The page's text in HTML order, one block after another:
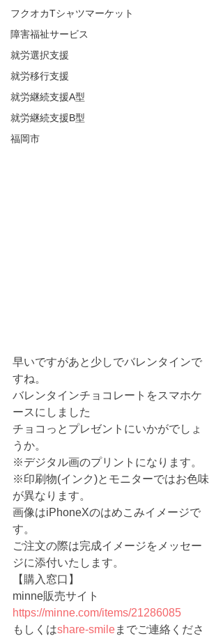
フクオカTシャツマーケット
障害福祉サービス
就労選択支援
就労移行支援
就労継続支援A型
就労継続支援B型
福岡市
早いですがあと少しでバレンタインで
すね。
バレンタインチョコレートをスマホケ
ースにしました
チョコっとプレゼントにいかがでしょ
うか。
※デジタル画のプリントになります。
※印刷物(インク)とモニターではお色味
が異なります。
画像はiPhoneXのはめこみイメージで
す。
ご注文の際は完成イメージをメッセー
ジに添付いたします。
【購入窓口】
minne販売サイト
https://minne.com/items/21286085
もしくはshare-smileまでご連絡くださ